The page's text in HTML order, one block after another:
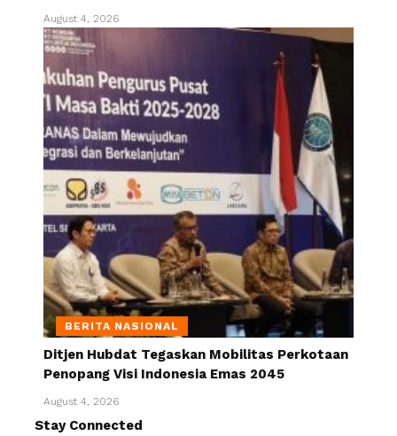
August 4, 2026
BERITA NASIONAL
Ditjen Hubdat Tegaskan Mobilitas Perkotaan
Penopang Visi Indonesia Emas 2045
August 4, 2026
Stay Connected